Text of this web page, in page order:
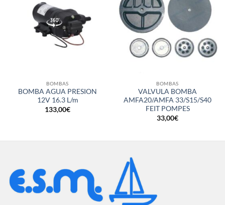
BOMBAS
BOMBA AGUA PRESION
12V 16.3 L/m
133,00€
BOMBAS
VALVULA BOMBA
AMFA20/AMFA 33/S15/S40
FEIT POMPES
33,00€